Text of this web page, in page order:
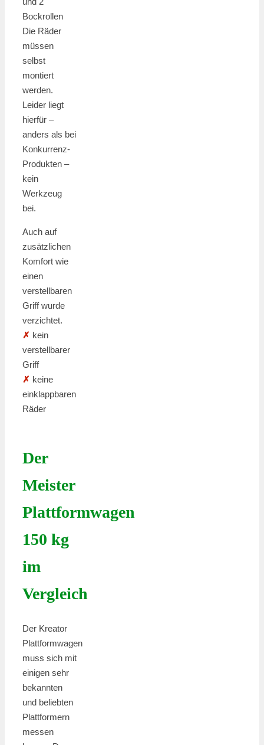
Bockrollen
Die Räder
müssen
selbst
montiert
werden.
Leider liegt
hierfür –
anders als bei
Konkurrenz-
Produkten –
kein
Werkzeug
bei.
Auch auf
zusätzlichen
Komfort wie
einen
verstellbaren
Griff wurde
verzichtet.
✗ kein
verstellbarer
Griff
✗ keine
einklappbaren
Räder
Der
Meister
Plattformwagen
150 kg
im
Vergleich
Der Kreator
Plattformwagen
muss sich mit
einigen sehr
bekannten
und beliebten
Plattformern
messen